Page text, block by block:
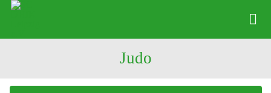
Zum
springen
Judo